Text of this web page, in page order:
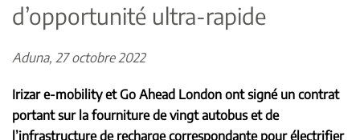
d’opportunité ultra-rapide
Aduna, 27 octobre 2022
Irizar e-mobility et Go Ahead London ont signé un contrat
portant sur la fourniture de vingt autobus et de
l’infrastructure de recharge correspondante pour électrifier